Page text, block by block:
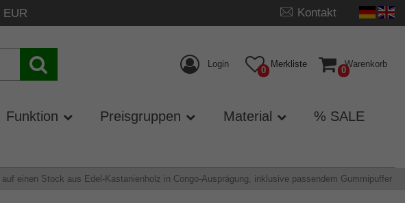
EUR Kontakt
Login
0
Merkliste
0
Warenkorb
Funktion Preisgruppen Material % SALE
einen Stock aus Edel-Kastanienholz in Congo-Ausprägung, inklusive passendem Gummipuffer